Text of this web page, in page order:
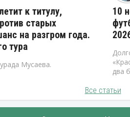
к титулу,
старых
на разгром года.
тура
Мусаева.
10
два
Все статьи